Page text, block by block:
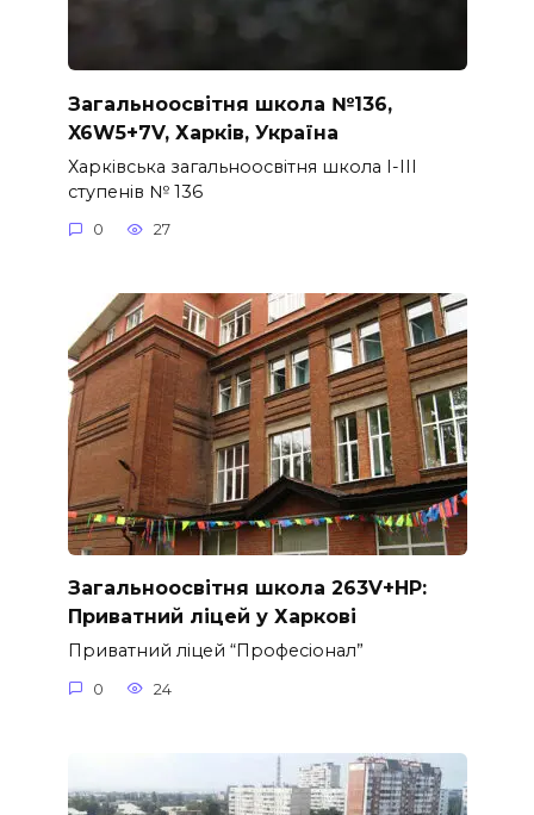
Загальноосвітня школа №136,
X6W5+7V, Харків, Україна
Харківська загальноосвітня школа I-III
ступенів № 136
0 27
Загальноосвітня школа 263V+HP:
Приватний ліцей у Харкові
Приватний ліцей “Професіонал”
0 24